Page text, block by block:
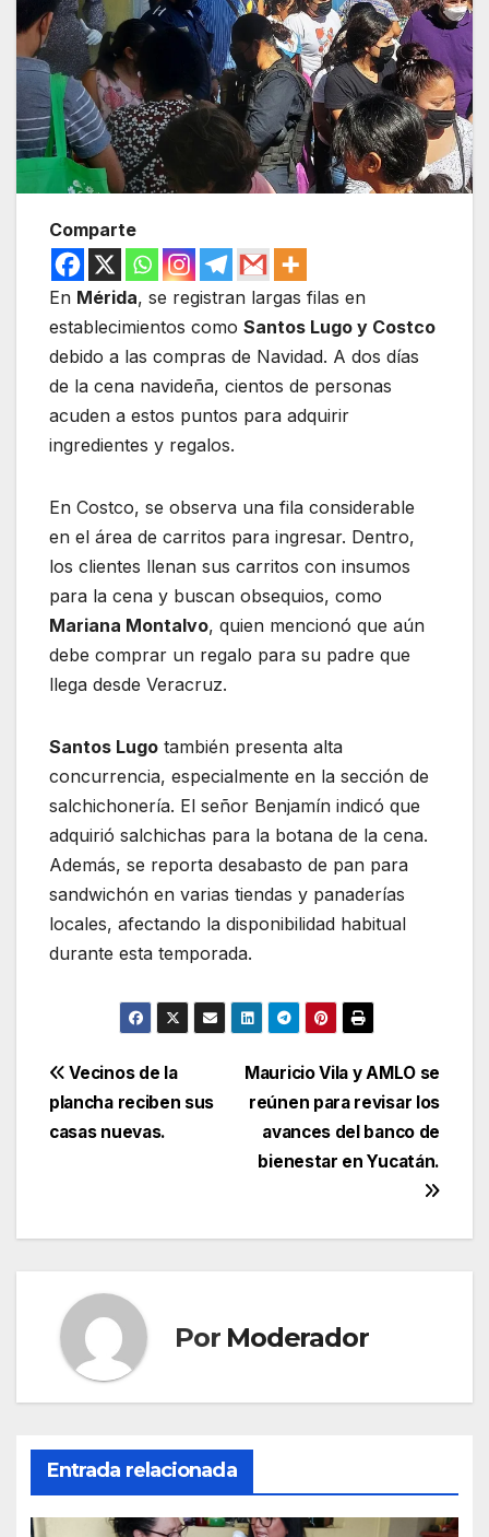
Comparte
En Mérida, se registran largas filas en
establecimientos como Santos Lugo y Costco
debido a las compras de Navidad. A dos días
de la cena navideña, cientos de personas
acuden a estos puntos para adquirir
ingredientes y regalos.
En Costco, se observa una fila considerable
en el área de carritos para ingresar. Dentro,
los clientes llenan sus carritos con insumos
para la cena y buscan obsequios, como
Mariana Montalvo, quien mencionó que aún
debe comprar un regalo para su padre que
llega desde Veracruz.
Santos Lugo también presenta alta
concurrencia, especialmente en la sección de
salchichonería. El señor Benjamín indicó que
adquirió salchichas para la botana de la cena.
Además, se reporta desabasto de pan para
sandwichón en varias tiendas y panaderías
locales, afectando la disponibilidad habitual
durante esta temporada.
Navegación
de
Mauricio Vila y AMLO se
reúnen para revisar los
avances del banco de
bienestar en Yucatán.
Vecinos de la
plancha reciben sus
casas nuevas.
Por Moderador
Entrada relacionada